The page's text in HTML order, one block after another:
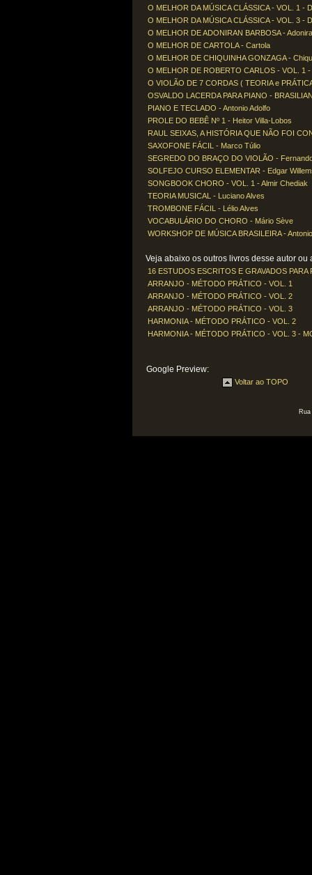
O MELHOR DA MÚSICA CLÁSSICA - VOL. 1 -
O MELHOR DA MÚSICA CLÁSSICA - VOL. 3 -
O MELHOR DE ADONIRAN BARBOSA -
O MELHOR DE CARTOLA - Cartola
O MELHOR DE CHIQUINHA GONZAGA -
O MELHOR DE ROBERTO CARLOS - VOL. 1
O VIOLÃO DE 7 CORDAS ( TEORIA e
OSVALDO LACERDA PARA PIANO -
PIANO E TECLADO - Antonio Adolfo
PROLE DO BEBÊ Nº 1 - Heitor Villa-Lobos
RAUL SEIXAS, A HISTÓRIA QUE NÃO FOI
SAXOFONE FÁCIL - Marco Túlio
SEGREDO DO BRAÇO DO VIOLÃO -
SOLFEJO CURSO ELEMENTAR - Edgar
SONGBOOK CHORO - VOL. 1 - Almir Chediak
TEORIA MUSICAL - Luciano Alves
TROMBONE FÁCIL - Lélio Alves
VOCABULÁRIO DO CHORO - Mário Sève
WORKSHOP DE MÚSICA BRASILEIRA -
Veja abaixo os outros livros desse autor ou
16 ESTUDOS ESCRITOS E GRAVADOS PARA
ARRANJO - MÉTODO PRÁTICO - VOL. 1
ARRANJO - MÉTODO PRÁTICO - VOL. 2
ARRANJO - MÉTODO PRÁTICO - VOL. 3
HARMONIA - MÉTODO PRÁTICO - VOL. 2
HARMONIA - MÉTODO PRÁTICO - VOL. 3 -
Google Preview:
Voltar ao TOPO